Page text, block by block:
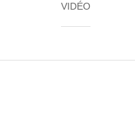
VIDÉO